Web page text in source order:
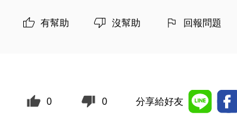
有幫助 沒幫助 回報問題
0 0 分享給好友